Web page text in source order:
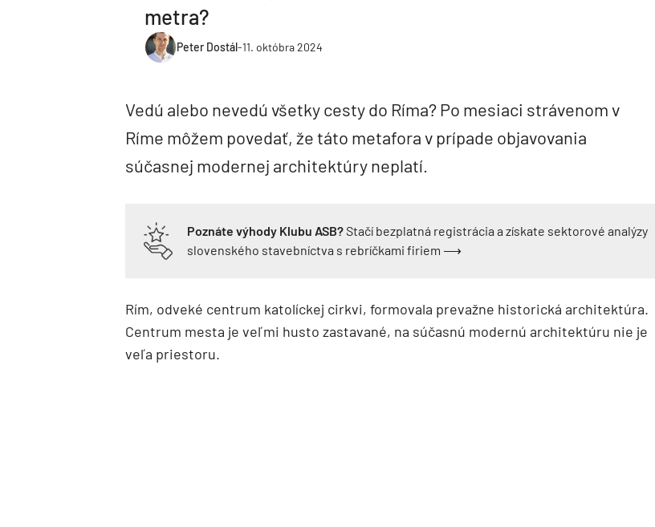
metra?
Peter Dostál-11. októbra 2024
Vedú alebo nevedú všetky cesty do Ríma? Po mesiaci strávenom v
Ríme môžem povedať, že táto metafora v prípade objavovania
súčasnej modernej architektúry neplatí.
Poznáte výhody Klubu ASB?Stačí bezplatná registrácia a získate sektorové analýzy
slovenského stavebníctva s rebríčkami firiem ⟶
Rím, odveké centrum katolíckej cirkvi, formovala prevažne historická architektúra.
Centrum mesta je veľmi husto zastavané, na súčasnú modernú architektúru nie je
veľa priestoru.